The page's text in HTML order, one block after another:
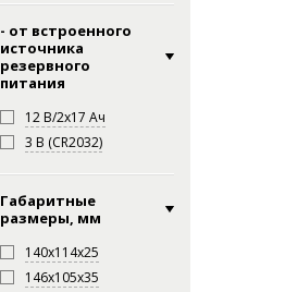
- от встроенного
источника
резервного
питания
12 В/2х17 Ач
3 В (CR2032)
Габаритные
размеры, мм
140х114х25
146х105х35